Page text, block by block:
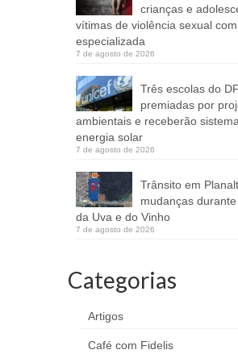
crianças e
vítimas de violência sexual
especializada
7 de agosto de 2026
Três escolas do
premiadas por
ambientais e receberão
energia solar
7 de agosto de 2026
Trânsito em
mudanças
da Uva e do Vinho
7 de agosto de 2026
Categorias
Artigos
Café com Fidelis